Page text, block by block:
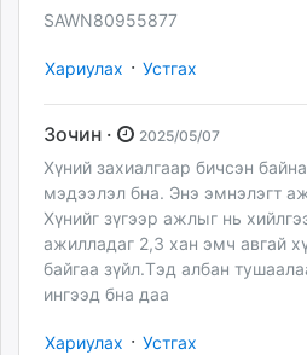
SAWN80955877
Хариулах · Устгах
Зочин · 2025/05/07
Хүний захиалгаар бичсэн
мэдээлэл бна. Энэ эмнэлэгт
Хүнийг зүгээр ажлыг нь
ажилладаг 2,3 хан эмч авгай
байгаа зүйл.Тэд албан
ингээд бна даа
Хариулах · Устгах